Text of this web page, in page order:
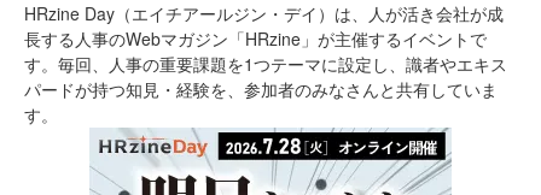
HRzine Day（エイチアールジン・デイ）は、人が活き会社が成
長する人事のWebマガジン「HRzine」が主催するイベントで
す。毎回、人事の重要課題を1つテーマに設定し、識者やエキス
パードが持つ知見・経験を、参加者のみなさんと共有していま
す。